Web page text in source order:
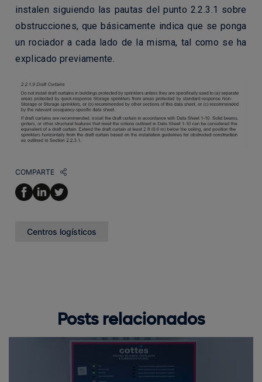
instalen siguiendo las pautas del punto 2.2.3.1 sobre
obstrucciones, que básicamente indica que se ponga
un rociador a cada lado de la misma, tal como se ha
explicado previamente.
COMPARTE
Centros logísticos
Posts relacionados